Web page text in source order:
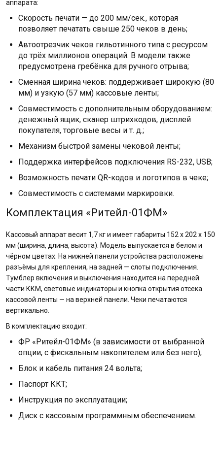
аппарата:
Скорость печати — до 200 мм/сек., которая
позволяет печатать свыше 250 чеков в день;
Автоотрезчик чеков гильотинного типа с ресурсом
до трёх миллионов операций. В модели также
предусмотрена гребёнка для ручного отрыва;
Сменная ширина чеков: поддерживает широкую (80
мм) и узкую (57 мм) кассовые ленты;
Совместимость с дополнительным оборудованием:
денежный ящик, сканер штрихкодов, дисплей
покупателя, торговые весы и т. д.;
Механизм быстрой замены чековой ленты;
Поддержка интерфейсов подключения RS-232, USB;
Возможность печати QR-кодов и логотипов в чеке;
Совместимость с системами маркировки.
Комплектация «Ритейл-01ФМ»
Кассовый аппарат весит 1,7 кг и имеет габариты 152 x 202 x 150
мм (ширина, длина, высота). Модель выпускается в белом и
чёрном цветах. На нижней панели устройства расположены
разъёмы для крепления, на задней — слоты подключения.
Тумблер включения и выключения находится на передней
части ККМ, световые индикаторы и кнопка открытия отсека
кассовой ленты — на верхней панели. Чеки печатаются
вертикально.
В комплектацию входит:
ФР «Ритейл-01ФМ» (в зависимости от выбранной
опции, с фискальным накопителем или без него);
Блок и кабель питания 24 вольта;
Паспорт ККТ;
Инструкция по эксплуатации;
Диск с кассовым программным обеспечением.